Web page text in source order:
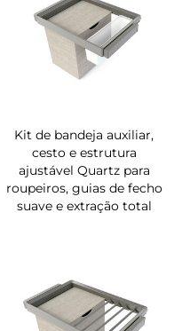
Kit de bandeja auxiliar,
cesto e estrutura
ajustável Quartz para
roupeiros, guias de fecho
suave e extração total